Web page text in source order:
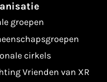
groepen
cirkels
Vrienden van XR